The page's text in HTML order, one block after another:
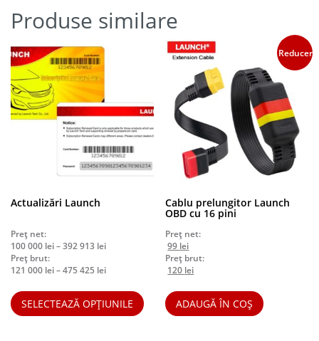
Produse similare
Actualizări Launch
Preț net:
100 000 lei–392 913 leiInterval
prețuri:
000 lei
până
la
Preț brut:
121 000 lei–475 425 leiInterval
prețuri:
121
000 lei
SELECTEAZĂ OPȚIUNILE
produs
Reduceri!
Cablu prelungitor Launch
OBD cu 16 pini
Preț net:
Prețul
inițial
a
103 lei.
99 leiPrețul
curent
este:
Preț brut:
Prețul
a
fost:
125 lei.
120 leiPrețul
este:
120 lei.
ADAUGĂ ÎN COȘ